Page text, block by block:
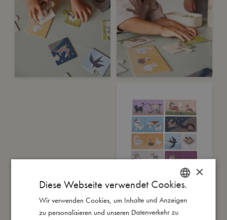
DANISH
ENGLISH
×
Diese Webseite verwendet Cookies.
Wir verwenden Cookies, um Inhalte und Anzeigen
zu personalisieren und unseren Datenverkehr zu